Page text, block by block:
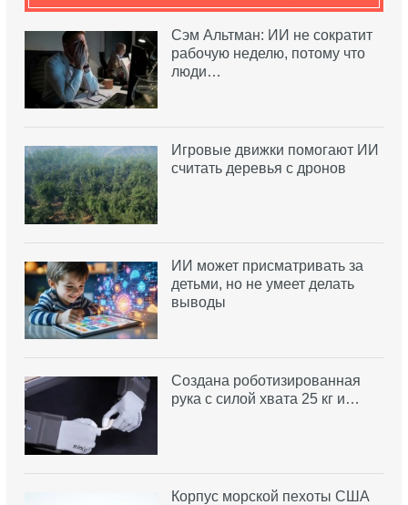
Сэм Альтман: ИИ не сократит
рабочую неделю, потому что
люди…
Игровые движки помогают ИИ
считать деревья с дронов
ИИ может присматривать за
детьми, но не умеет делать
выводы
Создана роботизированная
рука с силой хвата 25 кг и…
Корпус морской пехоты США